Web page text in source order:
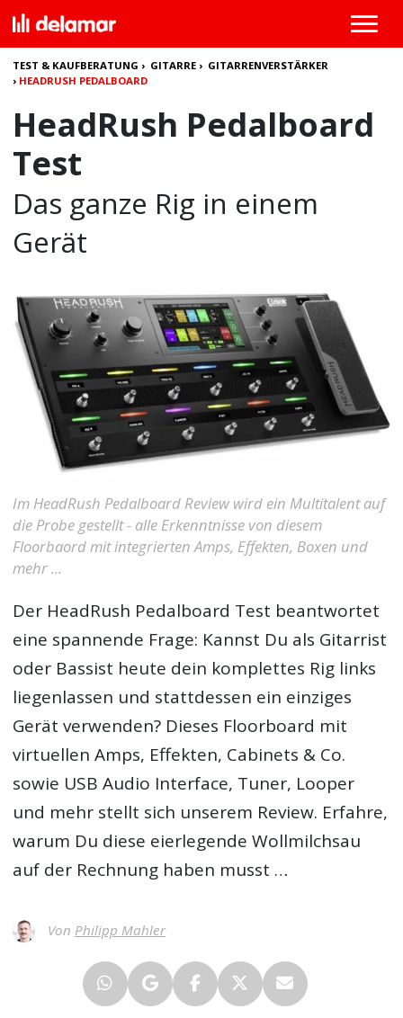
TEST & KAUFBERATUNG › GITARRE › GITARRENVERSTÄRKER
› HEADRUSH PEDALBOARD
HeadRush Pedalboard
Test
Das ganze Rig in einem
Gerät
Im HeadRush Pedalboard Review wird ein Multitalent auf
die Probe gestellt - alle Erkenntnisse von diesem
Floorbaord mit integrierten Amps, Effekten, Boxen und
mehr ...
Der HeadRush Pedalboard Test beantwortet
eine spannende Frage: Kannst Du als Gitarrist
oder Bassist heute dein komplettes Rig links
liegenlassen und stattdessen ein einziges
Gerät verwenden? Dieses Floorboard mit
virtuellen Amps, Effekten, Cabinets & Co.
sowie USB Audio Interface, Tuner, Looper
und mehr stellt sich unserem Review. Erfahre,
warum Du diese eierlegende Wollmilchsau
auf der Rechnung haben musst …
Von Philipp Mahler